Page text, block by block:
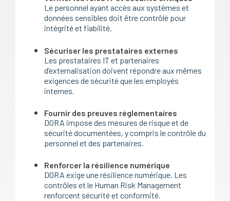
Le personnel ayant accès aux systèmes et
données sensibles doit être contrôlé pour
intégrité et fiabilité.
Sécuriser les prestataires externes
Les prestataires IT et partenaires
d’externalisation doivent répondre aux mêmes
exigences de sécurité que les employés
internes.
Fournir des preuves réglementaires
DORA impose des mesures de risque et de
sécurité documentées, y compris le contrôle du
personnel et des partenaires.
Renforcer la résilience numérique
DORA exige une résilience numérique. Les
contrôles et le Human Risk Management
renforcent sécurité et conformité.